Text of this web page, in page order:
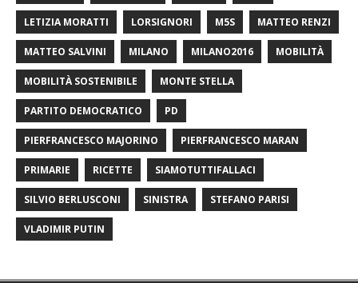
LETIZIA MORATTI LORSIGNORI M5S MATTEO RENZI
MATTEO SALVINI MILANO MILANO2016 MOBILITÀ
MOBILITÀ SOSTENIBILE MONTE STELLA
PARTITO DEMOCRATICO PD
PIERFRANCESCO MAJORINO PIERFRANCESCO MARAN
PRIMARIE RICETTE SIAMOTUTTIFALLACI
SILVIO BERLUSCONI SINISTRA STEFANO PARISI
VLADIMIR PUTIN